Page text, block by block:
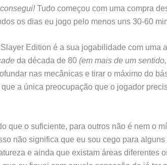
Tudo começou com uma compra
os dias eu jogo pelo menos uns 30-60
Edition é a sua jogabilidade com uma
da década de 80 (em mais de um
nas mecânicas e tirar o máximo do
que a única preocupação que o jogador
que o suficiente, para outros não é nem o
não significa que eu sou cego para
e ainda que existam áreas diferentes